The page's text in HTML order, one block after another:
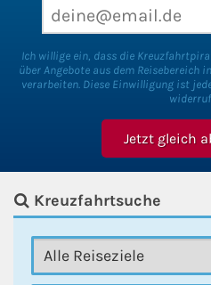
Ich willige ein, dass die
über Angebote aus dem Reisebereich
verarbeiten. Diese Einwilligung ist
Kreuzfahrtsuche